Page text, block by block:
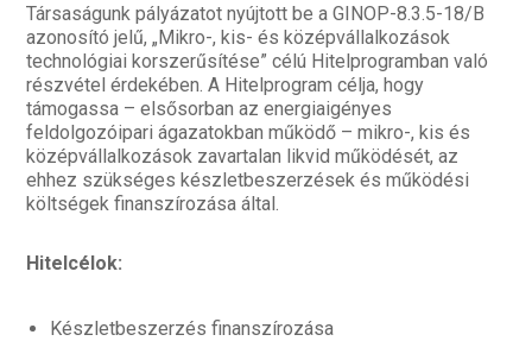
Társaságunk pályázatot nyújtott be a GINOP-8.3.5-18/B
azonosító jelű, „Mikro-, kis- és középvállalkozások
technológiai korszerűsítése” célú Hitelprogramban való
részvétel érdekében. A Hitelprogram célja, hogy
támogassa – elsősorban az energiaigényes
feldolgozóipari ágazatokban működő – mikro-, kis és
középvállalkozások zavartalan likvid működését, az
ehhez szükséges készletbeszerzések és működési
költségek finanszírozása által.
Hitelcélok:
Készletbeszerzés finanszírozása